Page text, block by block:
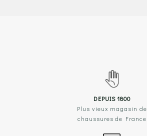
DEPUIS 1800
Plus vieux magasin de
chaussures de France